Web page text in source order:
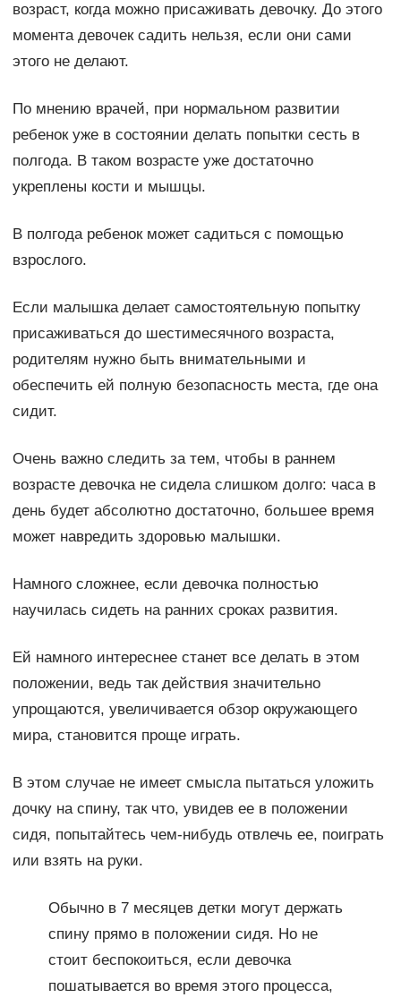
возраст, когда можно присаживать девочку. До этого
момента девочек садить нельзя, если они сами
этого не делают.
По мнению врачей, при нормальном развитии
ребенок уже в состоянии делать попытки сесть в
полгода. В таком возрасте уже достаточно
укреплены кости и мышцы.
В полгода ребенок может садиться с помощью
взрослого.
Если малышка делает самостоятельную попытку
присаживаться до шестимесячного возраста,
родителям нужно быть внимательными и
обеспечить ей полную безопасность места, где она
сидит.
Очень важно следить за тем, чтобы в раннем
возрасте девочка не сидела слишком долго: часа в
день будет абсолютно достаточно, большее время
может навредить здоровью малышки.
Намного сложнее, если девочка полностью
научилась сидеть на ранних сроках развития.
Ей намного интереснее станет все делать в этом
положении, ведь так действия значительно
упрощаются, увеличивается обзор окружающего
мира, становится проще играть.
В этом случае не имеет смысла пытаться уложить
дочку на спину, так что, увидев ее в положении
сидя, попытайтесь чем-нибудь отвлечь ее, поиграть
или взять на руки.
Обычно в 7 месяцев детки могут держать
спину прямо в положении сидя. Но не
стоит беспокоиться, если девочка
пошатывается во время этого процесса,